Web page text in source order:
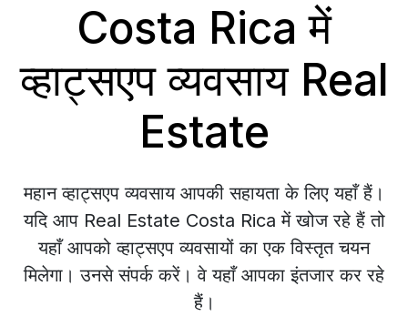
Costa Rica में
व्हाट्सएप व्यवसाय Real
Estate
महान व्हाट्सएप व्यवसाय आपकी सहायता के लिए यहाँ हैं।
यदि आप Real Estate Costa Rica में खोज रहे हैं तो
यहाँ आपको व्हाट्सएप व्यवसायों का एक विस्तृत चयन
मिलेगा। उनसे संपर्क करें। वे यहाँ आपका इंतजार कर रहे
हैं।